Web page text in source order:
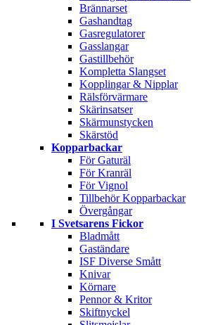
Brännarset
Gashandtag
Gasregulatorer
Gasslangar
Gastillbehör
Kompletta Slangset
Kopplingar & Nipplar
Rälsförvärmare
Skärinsatser
Skärmunstycken
Skärstöd
Kopparbackar
För Gaturäl
För Kranräl
För Vignol
Tillbehör Kopparbackar
Övergångar
I Svetsarens Fickor
Bladmått
Gaständare
ISF Diverse Smått
Knivar
Körnare
Pennor & Kritor
Skiftnyckel